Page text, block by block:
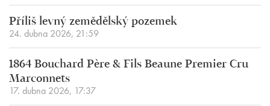
Příliš levný zemědělský pozemek
24. dubna 2026, 21:59
1864 Bouchard Père & Fils Beaune Premier Cru
Marconnets
17. dubna 2026, 17:37